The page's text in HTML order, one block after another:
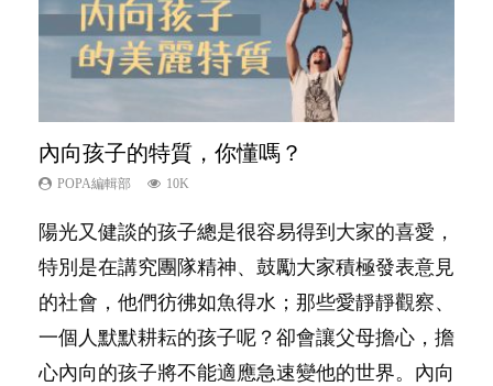
內向孩子的特質，你懂嗎？
POPA編輯部 10K
陽光又健談的孩子總是很容易得到大家的喜愛，
特別是在講究團隊精神、鼓勵大家積極發表意見
的社會，他們彷彿如魚得水；那些愛靜靜觀察、
一個人默默耕耘的孩子呢？卻會讓父母擔心，擔
心內向的孩子將不能適應急速變他的世界。內向
想孩子學好外語，點做好？
POPA編輯部 9.9K
有人話學多種語言越早開始越好，有人卻說一時
間太多語言，會令孩子感到混淆，到底誰是誰
非？聽聽專家怎樣說，解開語言學習的迷思～...
夫妻必看！經營婚姻，沒捷徑
POPA編輯部 22.9K
你是不是也曾經以為只要跟相愛的人結婚，就自
然能走到白頭，但生了孩子卻發現事情不如你所
料？ 經營婚姻，不如我們想像的簡單，卻也不
是大家說得那麼難。一起來認識婚姻的真相！...
新手父母不用怕
POPA編輯部 16.3K
相信許多人初為人父母，由懷孕開始到孩子呱呱
落地，心中都有數之不盡的問題～這裡一次過集
合我們以往製作過的相關短片。 這段路讓我們
跟你同行～...
孩子能力天注定？
POPA編輯部 7.9K
很多父母都希望孩子係個「叻仔叻女」，學業別
太差，日常自理井井有條。這樣的孩子是萬中無
一，還是魚與熊掌，不能兼得？...